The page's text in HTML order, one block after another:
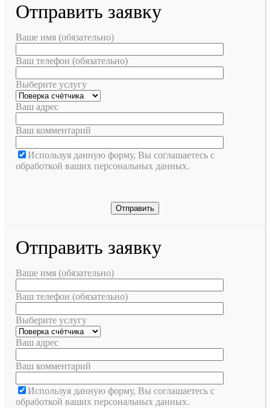
Отправить заявку
Ваше имя (обязательно)
Ваш телефон (обязательно)
Выберите услугу
Ваш адрес
Ваш комментарий
Используя данную форму, Вы соглашаетесь с
обработкой ваших персональных данных.
Отправить заявку
Ваше имя (обязательно)
Ваш телефон (обязательно)
Выберите услугу
Ваш адрес
Ваш комментарий
Используя данную форму, Вы соглашаетесь с
обработкой ваших персональных данных.